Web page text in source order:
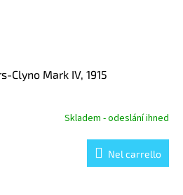
Clyno Mark IV, 1915
Skladem - odeslání ihned
Nel carrello